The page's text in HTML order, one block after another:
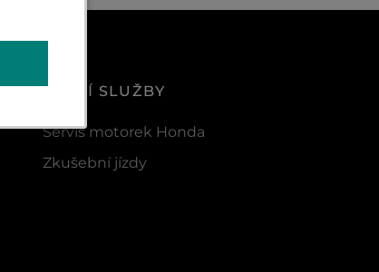
DALŠÍ SLUŽBY
Servis motorek Honda
Zkušební jízdy